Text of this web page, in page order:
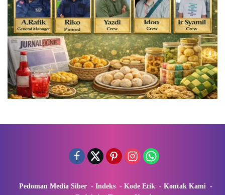
Pedoman Media Siber Indeks Kode Etik
Kontak Kami